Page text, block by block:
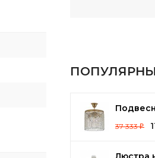
37 333₽